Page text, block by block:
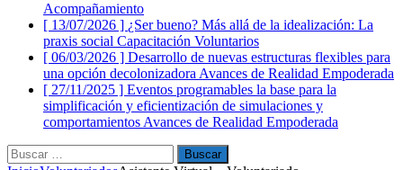
Acompañamiento
[ 13/07/2026 ] ¿Ser bueno? Más allá de la idealización: La
praxis social Capacitación Voluntarios
[ 06/03/2026 ] Desarrollo de nuevas estructuras flexibles para
una opción decolonizadora Avances de Realidad Empoderada
[ 27/11/2025 ] Eventos programables la base para la
simplificación y eficientización de simulaciones y
comportamientos Avances de Realidad Empoderada
Buscar: